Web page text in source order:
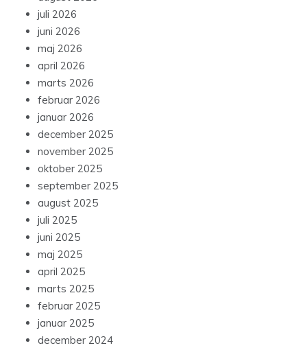
juli 2026
juni 2026
maj 2026
april 2026
marts 2026
februar 2026
januar 2026
december 2025
november 2025
oktober 2025
september 2025
august 2025
juli 2025
juni 2025
maj 2025
april 2025
marts 2025
februar 2025
januar 2025
december 2024